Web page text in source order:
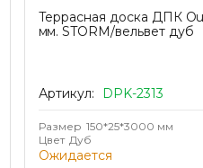
Террасная доска ДПК
мм. STORM/вельвет дуб
Артикул: DPK-2313
Размер 150*25*3000 мм
Цвет Дуб
Ожидается